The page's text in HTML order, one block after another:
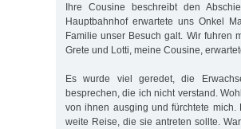
Ihre Cousine beschreibt den
Hauptbahnhof erwartete uns Onkel
Familie unser Besuch galt. Wir fuhren
Grete und Lotti, meine Cousine,
Es wurde viel geredet, die
besprechen, die ich nicht verstand.
von ihnen ausging und fürchtete
weite Reise, die sie antreten sollte.